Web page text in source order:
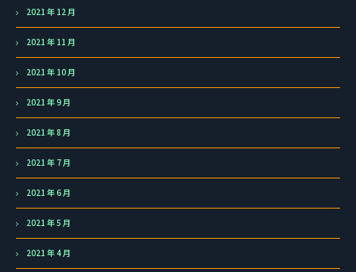
2021 年 12 月
2021 年 11 月
2021 年 10 月
2021 年 9 月
2021 年 8 月
2021 年 7 月
2021 年 6 月
2021 年 5 月
2021 年 4 月